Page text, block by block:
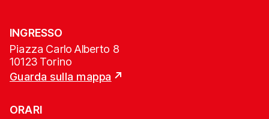
INGRESSO
Piazza Carlo Alberto 8
10123 Torino
Guarda sulla mappa
ORARI